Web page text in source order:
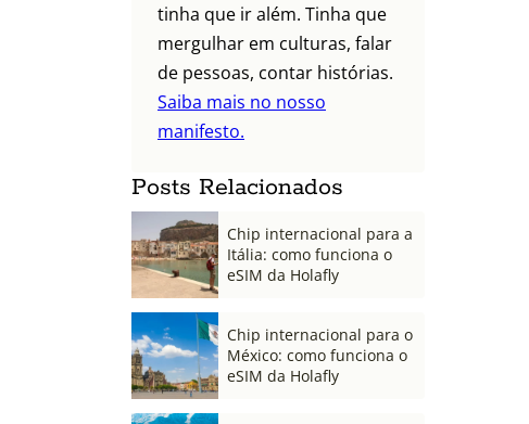
tinha que ir além. Tinha que
mergulhar em culturas, falar
de pessoas, contar histórias.
Saiba mais no nosso
manifesto.
Posts Relacionados
Chip internacional para a
Itália: como funciona o
eSIM da Holafly
Chip internacional para o
México: como funciona o
eSIM da Holafly